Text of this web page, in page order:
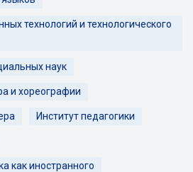
технологий и технологического
наук
и хореографии
Институт педагогики
как иностранного